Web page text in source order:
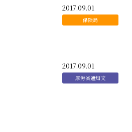
2017.09.01
2017.09.01